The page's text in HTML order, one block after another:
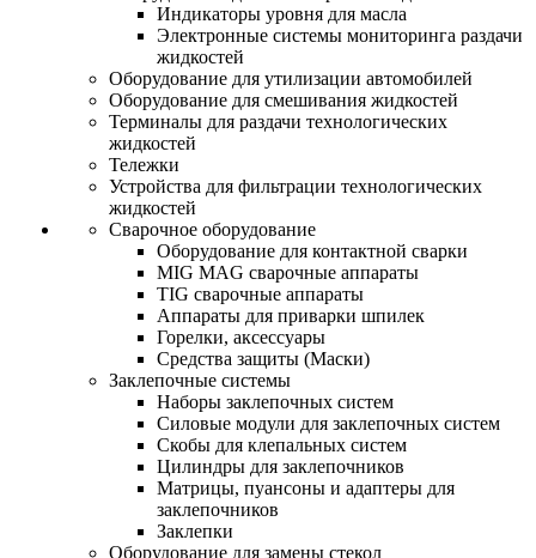
Индикаторы уровня для масла
Электронные системы мониторинга раздачи
жидкостей
Оборудование для утилизации автомобилей
Оборудование для смешивания жидкостей
Терминалы для раздачи технологических
жидкостей
Тележки
Устройства для фильтрации технологических
жидкостей
Сварочное оборудование
Оборудование для контактной сварки
MIG MAG сварочные аппараты
TIG сварочные аппараты
Аппараты для приварки шпилек
Горелки, аксессуары
Средства защиты (Маски)
Заклепочные системы
Наборы заклепочных систем
Силовые модули для заклепочных систем
Скобы для клепальных систем
Цилиндры для заклепочников
Матрицы, пуансоны и адаптеры для
заклепочников
Заклепки
Оборудование для замены стекол